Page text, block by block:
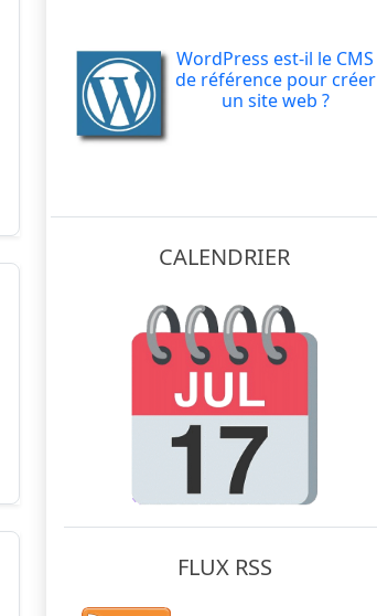
WordPress est-il le CMS
de référence pour créer
un site web ?
CALENDRIER
FLUX RSS